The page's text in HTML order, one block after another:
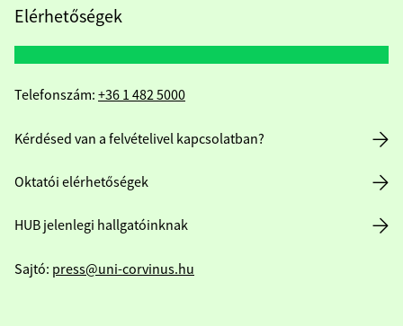
Elérhetőségek
Telefonszám: +36 1 482 5000
Kérdésed van a felvételivel kapcsolatban?
Oktatói elérhetőségek
HUB jelenlegi hallgatóinknak
Sajtó: press@uni-corvinus.hu